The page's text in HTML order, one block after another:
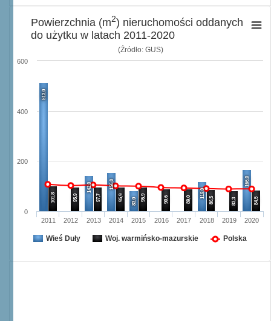
(Źródło: GUS)
513,0
142,0 156,0
83,0
119,0
166,0
101,8
95,9 97,7 95,9 95,9 90,6 89,0 86,5 83,3 84,5
2011 2012 2013 2014 2015 2016 2017 2018 2019 2020
0
200
400
600
Powierzchnia (m2) nieruchomości oddanych
do użytku w latach 2011-2020
Wieś Duły Woj. warmińsko-mazurskie Polska